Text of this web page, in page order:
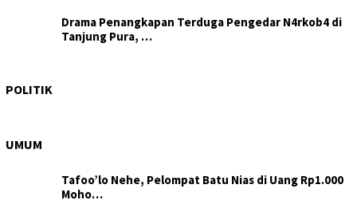
Drama Penangkapan Terduga Pengedar N4rkob4 di
Tanjung Pura, …
POLITIK
Antoni Bela…
UMUM
Tafoo’lo Nehe, Pelompat Batu Nias di Uang Rp1.000
Moho…